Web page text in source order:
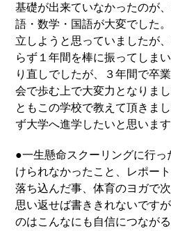
基礎が出来ていなかったのが
語・数学・国語が大変でした
立しようと思っていましたが
らず１年間を棒に振ってしま
り直しでしたが、３年間で卒
会で歩む上で大変力となりま
ともこの学校で教えて頂きま
ず大学へ進学したいと思います
●一生懸命スクーリングに行
けられなかったこと、レポー
落ち込んだ事、体育のヨガで
思い返せば書ききれないです
のはこんなにも自信につなが